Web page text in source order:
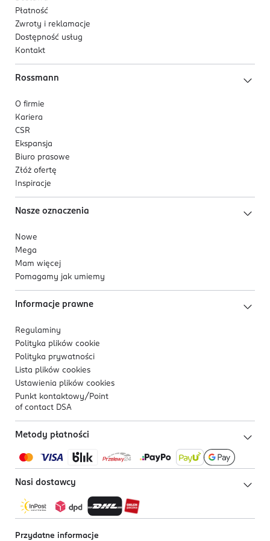
8 006530 115827
Płatność
Zwroty i reklamacje
Dostępność usług
Kontakt
Rossmann
O firmie
Kariera
CSR
Ekspansja
Biuro prasowe
Złóż ofertę
Inspiracje
Nasze oznaczenia
Nowe
Mega
Mam więcej
Pomagamy jak umiemy
Informacje prawne
Regulaminy
Polityka plików cookie
Polityka prywatności
Lista plików cookies
Ustawienia plików cookies
Punkt kontaktowy/ Point
of contact DSA
Metody płatności
Nasi dostawcy
Przydatne informacje